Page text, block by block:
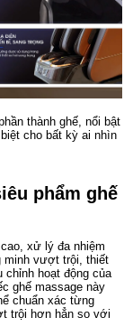
thành ghế, nổi bật
cho bất kỳ ai nhìn
phẩm ghế
xử lý đa nhiệm
minh vượt trội, thiết
chỉnh hoạt động của
ghế massage này
chuẩn xác từng
trội hơn hẳn so với